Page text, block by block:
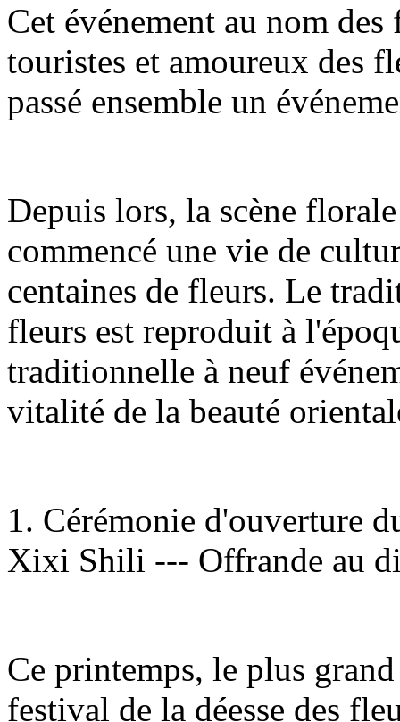
Cet événement au nom
touristes et amoureux des
passé ensemble un
Depuis lors, la scène
commencé une vie de
centaines de fleurs. Le
fleurs est reproduit à
traditionnelle à neuf
vitalité de la beauté
1. Cérémonie d'ouverture
Xixi Shili --- Offrande au
Ce printemps, le plus
festival de la déesse des